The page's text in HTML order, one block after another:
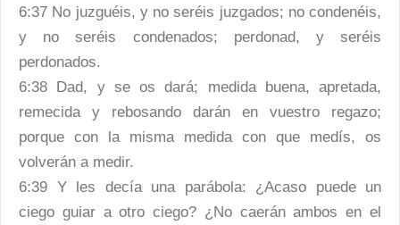
6:37 No juzguéis, y no seréis juzgados; no condenéis,
y no seréis condenados; perdonad, y seréis
perdonados.
6:38 Dad, y se os dará; medida buena, apretada,
remecida y rebosando darán en vuestro regazo;
porque con la misma medida con que medís, os
volverán a medir.
6:39 Y les decía una parábola: ¿Acaso puede un
ciego guiar a otro ciego? ¿No caerán ambos en el